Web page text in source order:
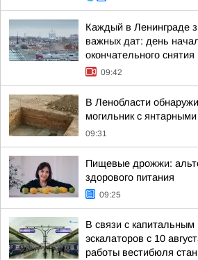
Каждый в Ленинграде
важных дат: день
окончательного снятия
09:42
В Ленобласти
могильник с
09:31
Пищевые дрожжи:
здорового питания
09:25
В связи с
эскалаторов c 10
работы вестибюля